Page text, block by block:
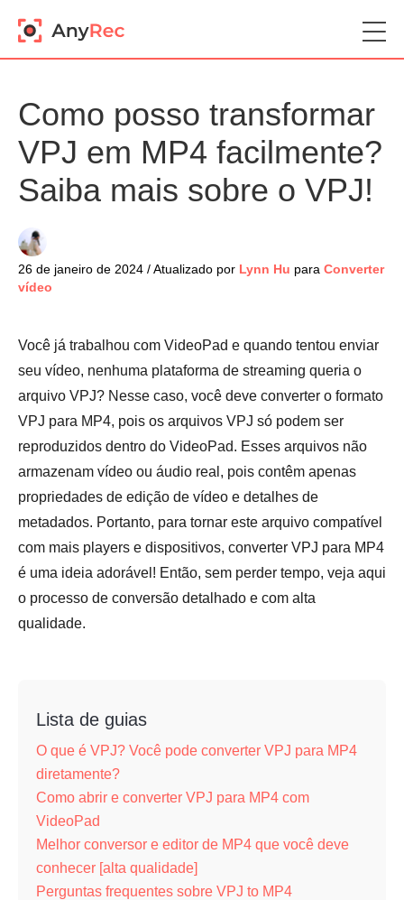
Como posso transformar
VPJ em MP4 facilmente?
Saiba mais sobre o VPJ!
26 de janeiro de 2024 / Atualizado por Lynn Hu para Converter
vídeo
Você já trabalhou com VideoPad e quando tentou enviar
seu vídeo, nenhuma plataforma de streaming queria o
arquivo VPJ? Nesse caso, você deve converter o formato
VPJ para MP4, pois os arquivos VPJ só podem ser
reproduzidos dentro do VideoPad. Esses arquivos não
armazenam vídeo ou áudio real, pois contêm apenas
propriedades de edição de vídeo e detalhes de
metadados. Portanto, para tornar este arquivo compatível
com mais players e dispositivos, converter VPJ para MP4
é uma ideia adorável! Então, sem perder tempo, veja aqui
o processo de conversão detalhado e com alta
qualidade.
Lista de guias
O que é VPJ? Você pode converter VPJ para MP4
diretamente?
Como abrir e converter VPJ para MP4 com
VideoPad
Melhor conversor e editor de MP4 que você deve
conhecer [alta qualidade]
Perguntas frequentes sobre VPJ to MP4